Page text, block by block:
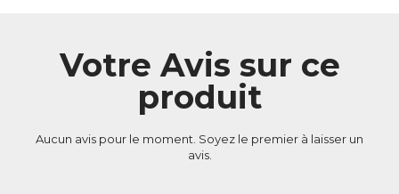
Votre Avis sur ce
produit
Aucun avis pour le moment. Soyez le premier à laisser un
avis.